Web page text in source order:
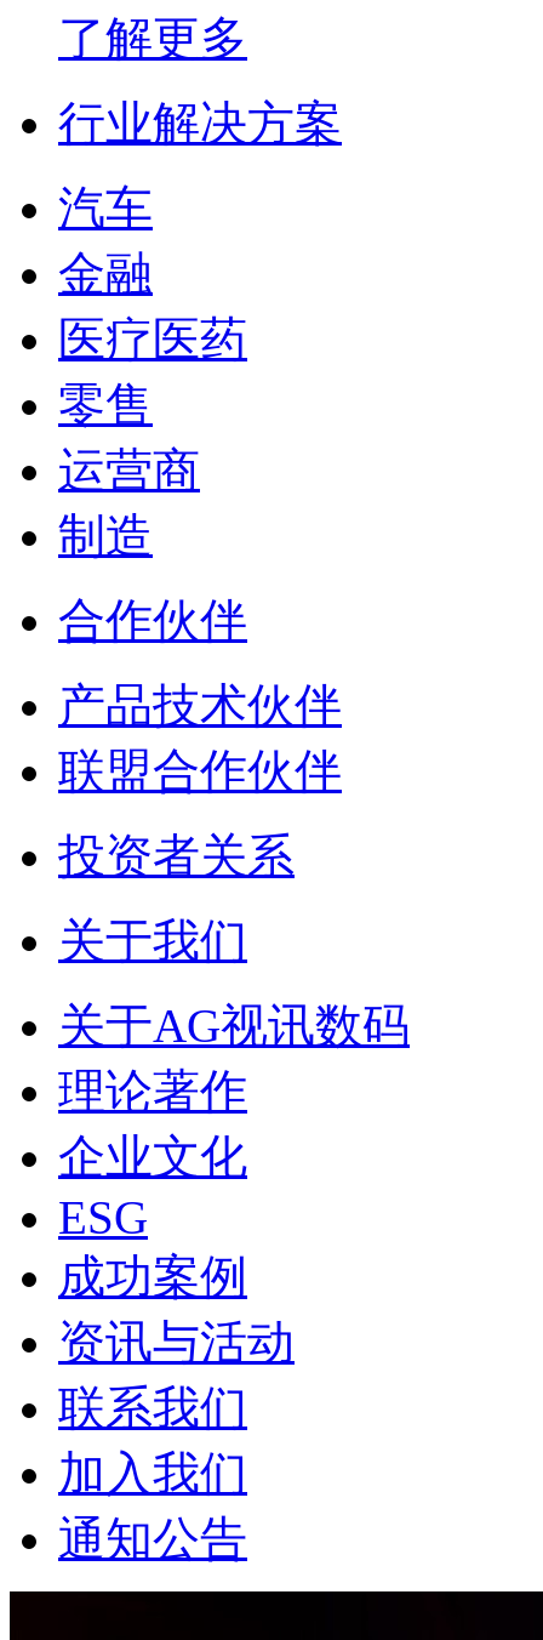
了解更多
行业解决方案
汽车
金融
医疗医药
零售
运营商
制造
合作伙伴
产品技术伙伴
联盟合作伙伴
投资者关系
关于我们
关于AG视讯数码
理论著作
企业文化
ESG
成功案例
资讯与活动
联系我们
加入我们
通知公告